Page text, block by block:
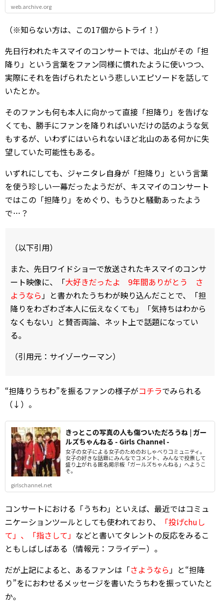
web.archive.org
（※知らない方は、この17個からトライ！）
先日行われたキスマイのコンサートでは、北山がその「担
降り」という言葉をファン同様に慣れたように使いつつ、
実際にそれを告げられたという悲しいエピソードを話して
いたとか。
そのファンも何も本人に向かって直接「担降り」を告げな
くても、勝手にファンを降りればいいだけの話のような気
もするが、いわずにはいられないほど北山のある何かに失
望していた可能性もある。
いずれにしても、ジャニタレ自身が「担降り」という言葉
を使う珍しい一幕だったようだが、キスマイのコンサート
ではこの「担降り」をめぐり、もうひと騒動あったよう
で…？
（以下引用）
また、先日ワイドショーで放送されたキスマイのコンサ
ート映像に、「大好きだったよ 9年間ありがとう さ
ようなら 」と書かれたうちわが映り込んだことで、「担
降りをわざわざ本人に伝えなくても」「気持ちはわから
なくもない」と賛否両論、ネット上で話題になってい
る。
（引用元：サイゾーウーマン）
“担降りうちわ”を振るファンの様子がコチラでみられる
（↓）。
きっとこの写真の人も傷ついただろうね | ガー
ルズちゃんねる - Girls Channel -
女子の女子による女子のためのおしゃべりコミュニティ。
女子の好きな話題にみんなでコメント、みんなで投票して
盛り上がれる匿名掲示板「ガールズちゃんねる」へようこ
そ。
girlschannel.net
コンサートにおける「うちわ」といえば、最近ではコミュ
ニケーションツールとしても使われており、
「投げchuし
て」、「指さして」 などと書いてタレントの反応をみるこ
ともしばしばある（情報元：フライデー）。
だが上記によると、あるファンは「さようなら 」と“担降
り”をにおわせるメッセージを書いたうちわを振っていたと
か。